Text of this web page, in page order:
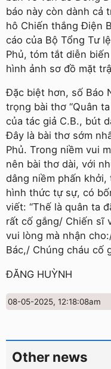
báo này còn dành cả
hô Chiến thắng Ðiện
cáo của Bộ Tổng Tư
Phủ, tóm tắt diễn
hình ảnh sơ đồ mặt
Ðặc biệt hơn, số Báo
trọng bài thơ “Quân
của tác giả C.B., bút
Ðây là bài thơ sớm
Phủ. Trong niềm vui
nên bài thơ dài, với
dâng niềm phấn
hình thức tự sự, có
viết: “Thế là quân ta
rất cố gắng/ Chiến sĩ
vui lòng mà nhận
Bác,/ Chúng cháu cố
ĐĂNG HUỲNH
08-05-2025, 12:18:08am
Other news